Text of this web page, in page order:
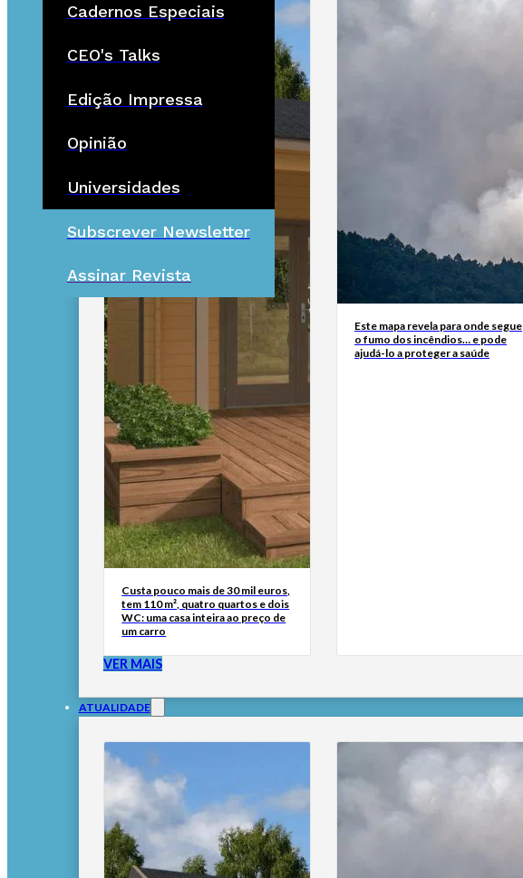
Cadernos Especiais
CEO's Talks
Edição Impressa
Opinião
Universidades
Subscrever Newsletter
Assinar Revista
Custa pouco mais de 30 mil euros,
tem 110 m², quatro quartos e dois
WC: uma casa inteira ao preço de
um carro
Este mapa revela para onde segue
o fumo dos incêndios… e pode
ajudá-lo a proteger a saúde
VER MAIS
ATUALIDADE